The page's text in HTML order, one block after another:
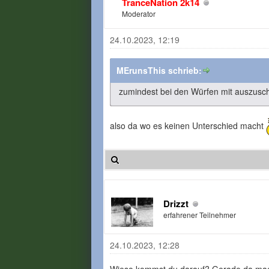
Moderator
24.10.2023, 12:19
MErunsThis schrieb:
zumindest bei den Würfen mit
also da wo es keinen Unterschied macht
Drizzt
erfahrener Teilnehmer
24.10.2023, 12:28